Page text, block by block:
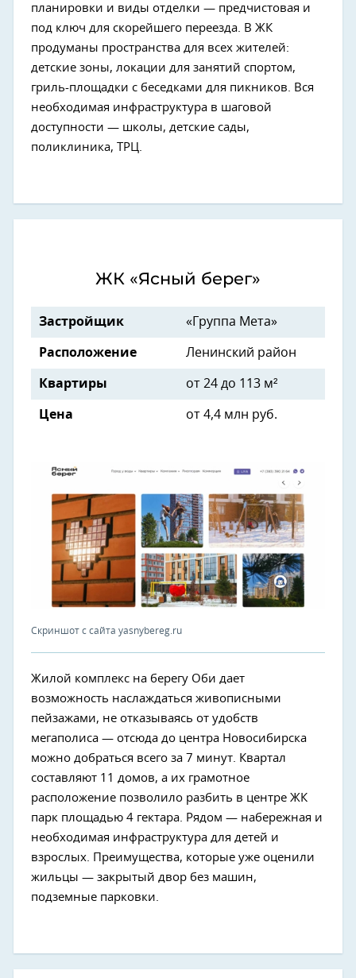
планировки и виды отделки — предчистовая и
под ключ для скорейшего переезда. В ЖК
продуманы пространства для всех жителей:
детские зоны, локации для занятий спортом,
гриль-площадки с беседками для пикников. Вся
необходимая инфраструктура в шаговой
доступности — школы, детские сады,
поликлиника, ТРЦ.
ЖК «Ясный берег»
Застройщик «Группа Мета»
Расположение Ленинский район
Квартиры от 24 до 113 м²
Цена от 4,4 млн руб.
Скриншот с сайта yasnybereg.ru
Жилой комплекс на берегу Оби дает
возможность наслаждаться живописными
пейзажами, не отказываясь от удобств
мегаполиса — отсюда до центра Новосибирска
можно добраться всего за 7 минут. Квартал
составляют 11 домов, а их грамотное
расположение позволило разбить в центре ЖК
парк площадью 4 гектара. Рядом — набережная и
необходимая инфраструктура для детей и
взрослых. Преимущества, которые уже оценили
жильцы — закрытый двор без машин,
подземные парковки.